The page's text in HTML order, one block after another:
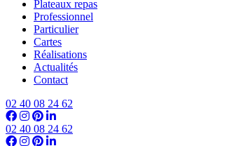
Plateaux repas
Professionnel
Particulier
Cartes
Réalisations
Actualités
Contact
02 40 08 24 62
02 40 08 24 62